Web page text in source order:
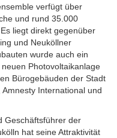
verfügt über
und rund 35.000
liegt direkt gegenüber
und Neuköllner
wurde auch ein
Photovoltaikanlage
Bürogebäuden der Stadt
International und
Geschäftsführer der
hat seine Attraktivität